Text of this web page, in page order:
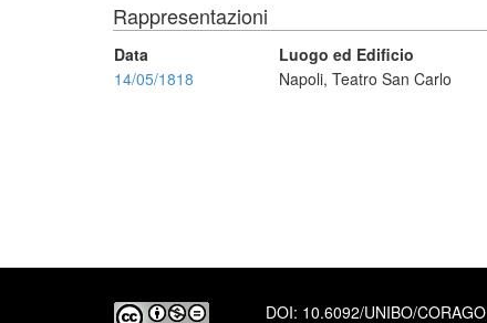
Rappresentazioni
Data Luogo ed Edificio
14/05/1818
Napoli, Teatro San Carlo
DOI: 10.6092/UNIBO/CORAGO